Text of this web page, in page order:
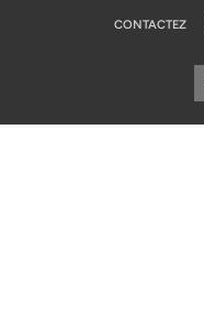
CONTACTEZ